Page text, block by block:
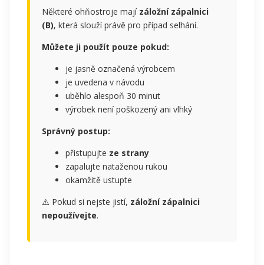
Některé ohňostroje mají záložní zápalnici
(B), která slouží právě pro případ selhání.
Můžete ji použít pouze pokud:
je jasně označená výrobcem
je uvedena v návodu
uběhlo alespoň 30 minut
výrobek není poškozený ani vlhký
Správný postup:
přistupujte ze strany
zapalujte nataženou rukou
okamžitě ustupte
⚠️ Pokud si nejste jistí, záložní zápalnici
nepoužívejte.